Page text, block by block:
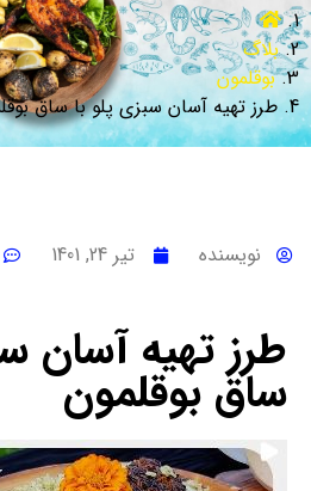
بلاگ
بوقلمون
طرز تهیه آسان سبزی پلو با ساق
نویسنده تیر 24, 1401
طرز تهیه آسان
ساق بوقلمون